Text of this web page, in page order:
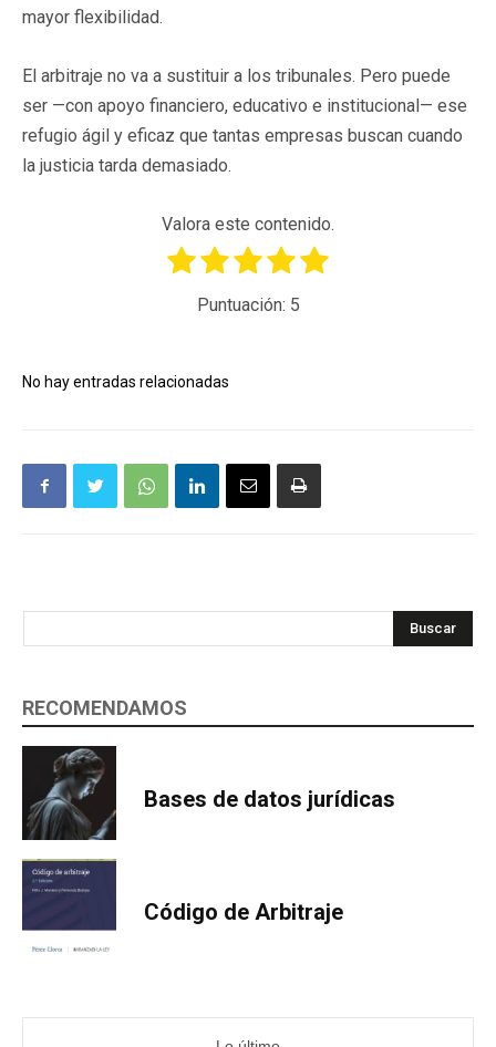
mayor flexibilidad.
El arbitraje no va a sustituir a los tribunales. Pero puede
ser —con apoyo financiero, educativo e institucional— ese
refugio ágil y eficaz que tantas empresas buscan cuando
la justicia tarda demasiado.
Valora este contenido.
Puntuación: 5
No hay entradas relacionadas
Buscar
RECOMENDAMOS
Bases de datos jurídicas
Código de Arbitraje